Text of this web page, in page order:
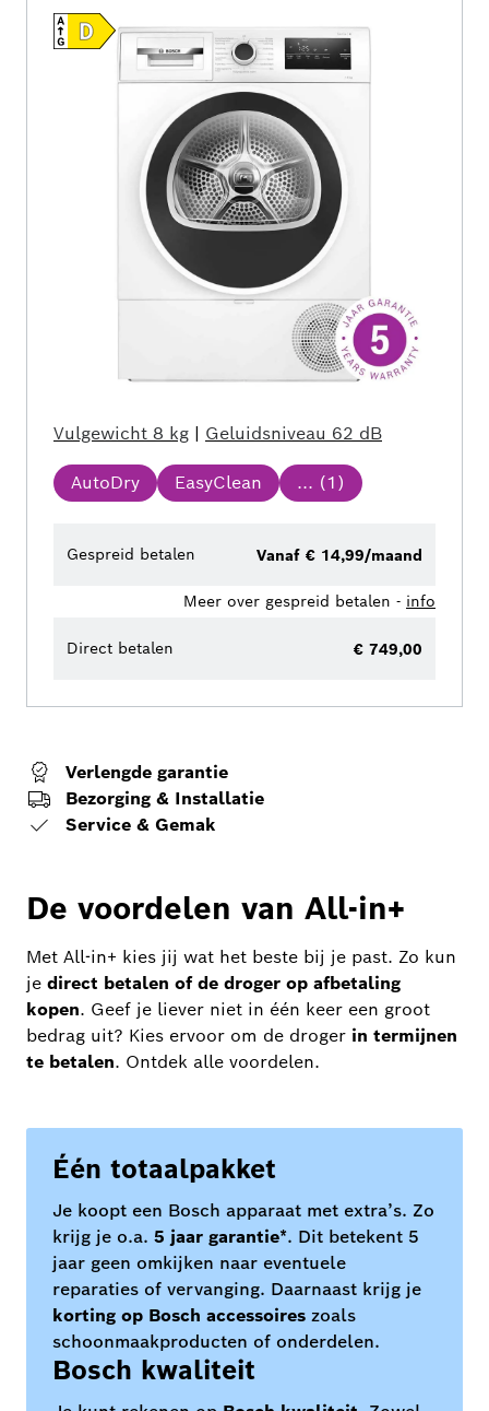
Vulgewicht 8 kg | Geluidsniveau 62 dB
AutoDry EasyClean ... (1)
Gespreid betalen Vanaf € 14,99/maand
Meer over gespreid betalen - info
Direct betalen € 749,00
Verlengde garantie
Bezorging & Installatie
Service & Gemak
De voordelen van All-in+
Met All-in+ kies jij wat het beste bij je past. Zo kun
je direct betalen of de droger op afbetaling
kopen. Geef je liever niet in één keer een groot
bedrag uit? Kies ervoor om de droger in termijnen
te betalen. Ontdek alle voordelen.
Één totaalpakket
Je koopt een Bosch apparaat met extra’s. Zo
krijg je o.a. 5 jaar garantie*. Dit betekent 5
jaar geen omkijken naar eventuele
reparaties of vervanging. Daarnaast krijg je
korting op Bosch accessoires zoals
schoonmaakproducten of onderdelen.
Bosch kwaliteit